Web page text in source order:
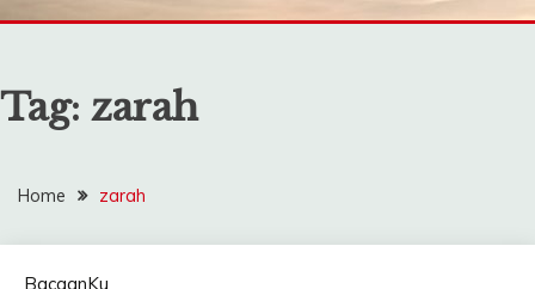
Tag: zarah
Home zarah
BacaanKu